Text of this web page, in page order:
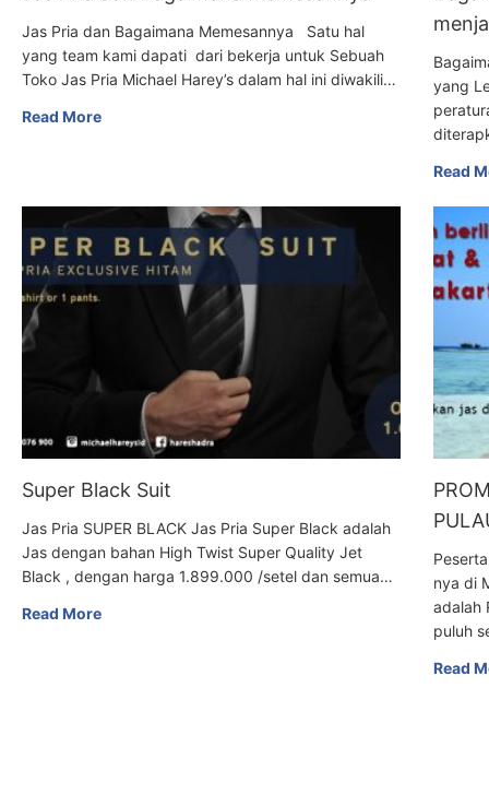
Jas Pria dan Bagaimana Memesannya Satu hal
yang team kami dapati dari bekerja untuk Sebuah
Toko Jas Pria Michael Harey’s dalam hal ini diwakili…
Read More
yang
Read
Super Black Suit
Jas Pria SUPER BLACK Jas Pria Super Black adalah
Jas dengan bahan High Twist Super Quality Jet
Black , dengan harga 1.899.000 /setel dan semua…
Read More
nya di
adalah
puluh
Read